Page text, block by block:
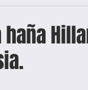
haña